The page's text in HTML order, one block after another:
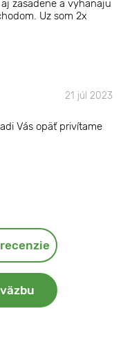
zasadene a vyhanaju
Uz som 2x
21 júl 2023
Vás opäť privítame